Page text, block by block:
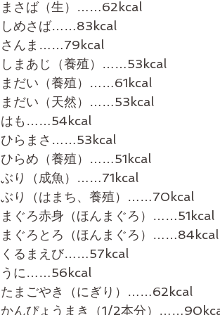
まさば（生）……62kcal
しめさば……83kcal
さんま……79kcal
しまあじ（養殖）……53kcal
まだい（養殖）……61kcal
まだい（天然）……53kcal
はも……54kcal
ひらまさ……53kcal
ひらめ（養殖）……51kcal
ぶり（成魚）……71kcal
ぶり（はまち、養殖）……70kcal
まぐろ赤身（ほんまぐろ）……51kcal
まぐろとろ（ほんまぐろ）……84kcal
くるまえび……57kcal
うに……56kcal
たまごやき（にぎり）……62kcal
かんぴょうまき（1/2本分）